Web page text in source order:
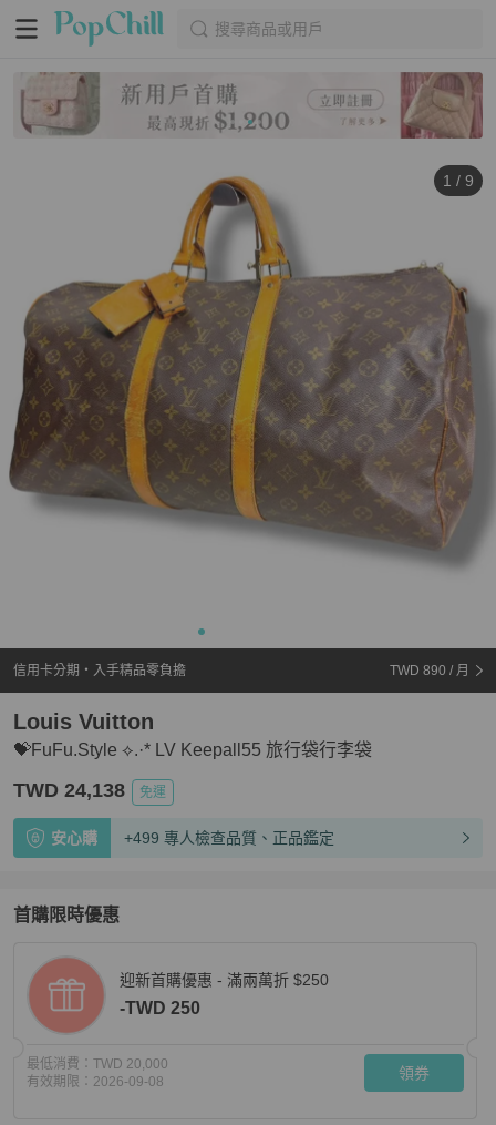
搜尋商品或用戶
1 / 9
信用卡分期・入手精品零負擔 TWD 890 / 月
💝FuFu.Style ⟡.·* LV Keepall55 旅行袋行李袋
Louis Vuitton
TWD 24,138 免運
安心購 +499 專人檢查品質、正品鑑定
首購限時優惠
迎新首購優惠 - 滿兩萬折 $250
-TWD 250
最低消費： TWD 20,000
有效期限： 2026-09-08 領券